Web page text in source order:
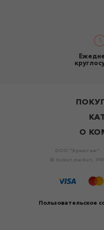
О
Пользовательское
ООО "Эрмитаж".
© buket.market,